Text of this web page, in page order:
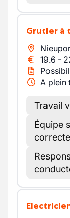
Grutier
19.6 -
A plein
Travail
Équipe
correcte